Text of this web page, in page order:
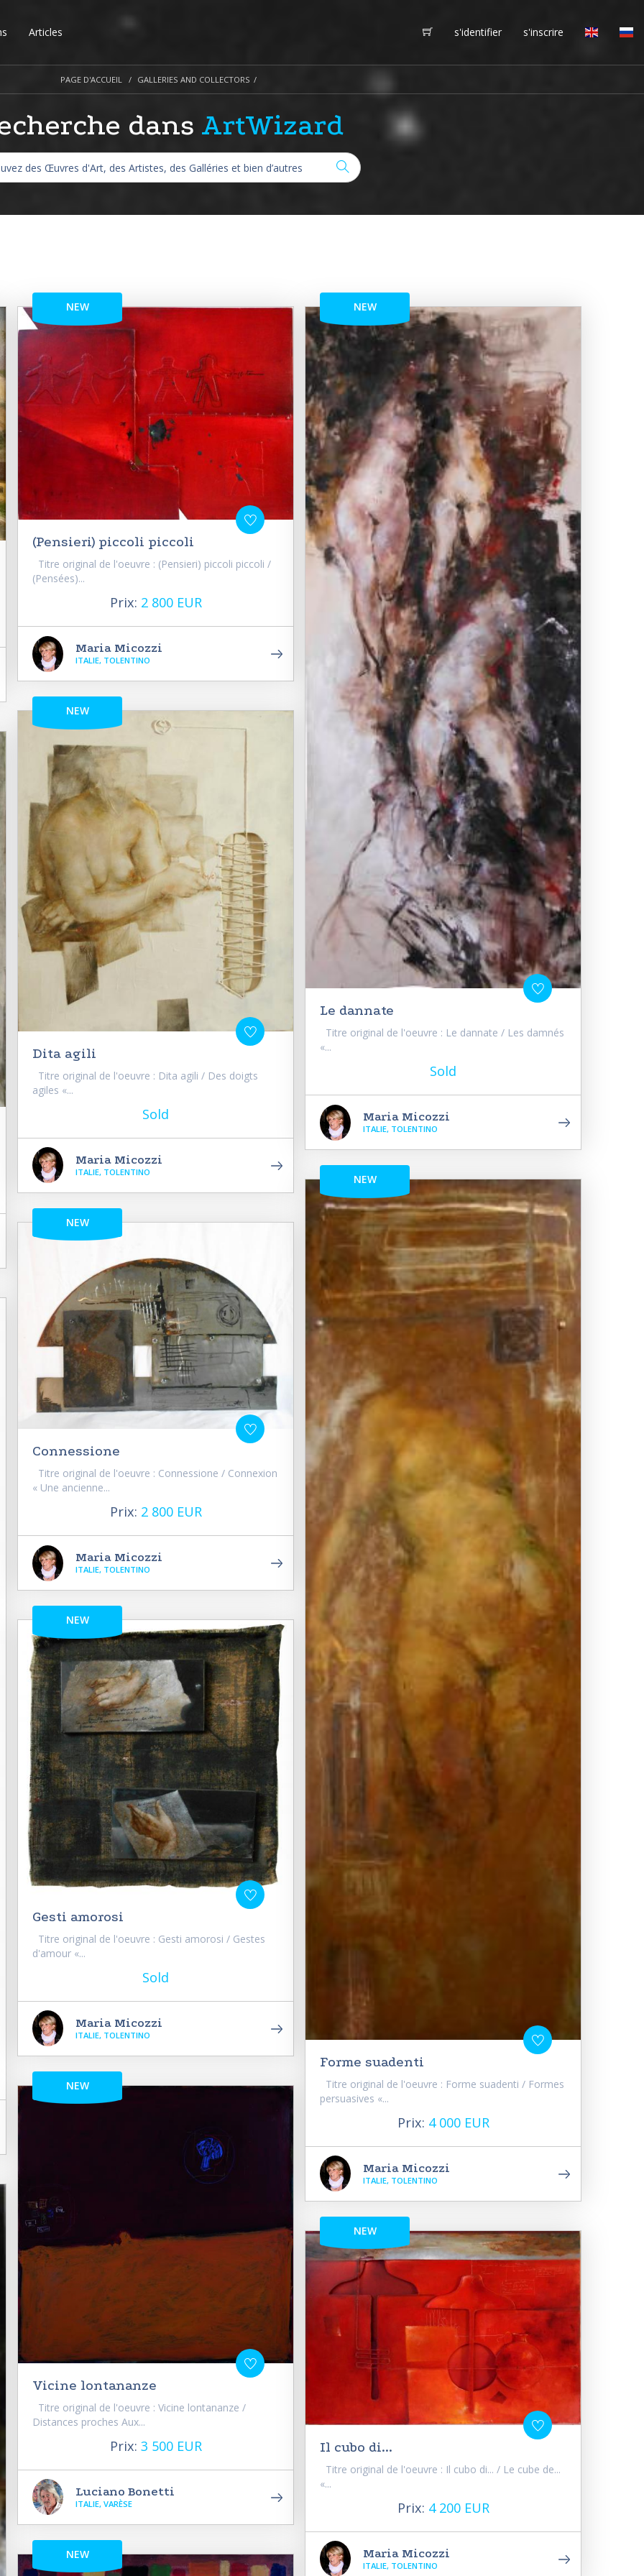
Articles s'identifier s'inscrire
PAGE D'ACCUEIL GALLERIES AND COLLECTORS
dans ArtWizard
NEW
(Pensieri) piccoli piccoli
Titre original de l'oeuvre : (Pensieri) piccoli piccoli /
(Pensées)...
Prix: 2 800 EUR
Maria Micozzi
ITALIE, TOLENTINO
NEW
Dita agili
Titre original de l'oeuvre : Dita agili / Des doigts
agiles «...
Sold
Maria Micozzi
ITALIE, TOLENTINO
NEW
Connessione
Titre original de l'oeuvre : Connessione / Connexion
« Une ancienne...
Prix: 2 800 EUR
Maria Micozzi
ITALIE, TOLENTINO
NEW
Gesti amorosi
Titre original de l'oeuvre : Gesti amorosi / Gestes
d'amour «...
Sold
Maria Micozzi
ITALIE, TOLENTINO
NEW
Vicine lontananze
Titre original de l'oeuvre : Vicine lontananze /
Distances proches Aux...
Prix: 3 500 EUR
Luciano Bonetti
ITALIE, VARÈSE
NEW
NEW
Le dannate
Titre original de l'oeuvre : Le dannate / Les damnés
«...
Sold
Maria Micozzi
ITALIE, TOLENTINO
NEW
Forme suadenti
Titre original de l'oeuvre : Forme suadenti / Formes
persuasives «...
Prix: 4 000 EUR
Maria Micozzi
ITALIE, TOLENTINO
NEW
Il cubo di...
Titre original de l'oeuvre : Il cubo di... / Le cube de...
«...
Prix: 4 200 EUR
Maria Micozzi
ITALIE, TOLENTINO